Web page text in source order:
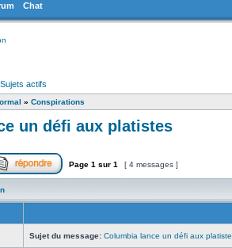
Chat
Sujets actifs
» Conspirations
un défi aux platistes
Page 1 sur 1 [ 4 messages ]
Sujet du message: Columbia lance un défi aux